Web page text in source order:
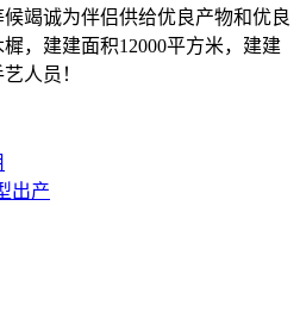
竭诚为伴侣供给优良产物和优良
，建建面积12000平方米，建建
人员！
出产